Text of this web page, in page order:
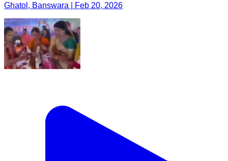
Ghatol, Banswara | Feb 20, 2026